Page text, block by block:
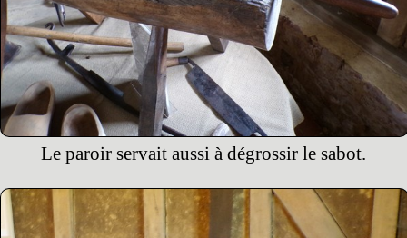
Le paroir servait aussi à dégrossir le sabot.